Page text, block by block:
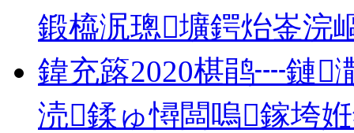
鍛橀泦璁壙鍔炲崟浣
鍏充簬2020椹鹃┉鏈
涜鍒ゅ憳闆嗚鎵垮